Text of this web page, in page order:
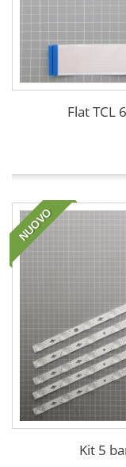
Flat TCL
NUOVO
Kit 5